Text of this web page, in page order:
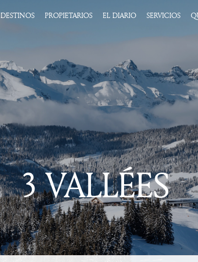
DESTINOS PROPIETARIOS EL DIARIO SERVICIOS
3 VALLÉES